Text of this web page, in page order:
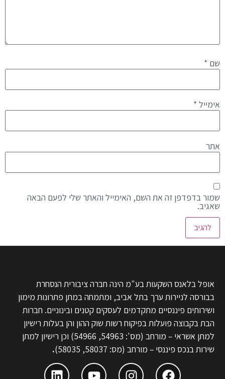
שם *
אימייל *
אתר
שמור בדפדפן זה את השם, האימייל והאתר שלי לפעם הבאה
שאגיב.
אופל בלאנס השקעות בע"מ הינה חברה ציבורית הנסחרת
בבורסה לניירות ערך בתל אביב, ומתמחה במתן פתרונות מימון
ושירותים פיננסיים מתקדמים לעסקים קטנים ובינוניים. חברות
הבת בקבוצה פועלות בפיקוח רשות שוק ההון והן בעלות רישיון
למתן אשראי – מורחב (מס': 54963, 54966) וכן רישיון למתן
שירות בנכס פיננסי – מורחב (מס: 58037, 58035)
.